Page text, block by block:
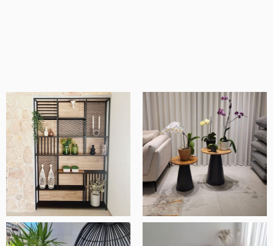
מוצרים איכותיים ומוקפדים, שירות ויחס מדהים
ובסך הכל חנות ברמה אחרת.
אלעד שלף